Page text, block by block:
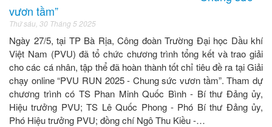
vươn tầm”
Thứ sáu, 30 Tháng 5 2025
Ngày 27/5, tại TP Bà Rịa, Công đoàn Trường Đại học Dầu khí
Việt Nam (PVU) đã tổ chức chương trình tổng kết và trao giải
cho các cá nhân, tập thể đã hoàn thành tốt chỉ tiêu đề ra tại Giải
chạy online “PVU RUN 2025 - Chung sức vươn tầm”. Tham dự
chương trình có TS Phan Minh Quốc Bình - Bí thư Đảng ủy,
Hiệu trưởng PVU; TS Lê Quốc Phong - Phó Bí thư Đảng ủy,
Phó Hiệu trưởng PVU; đồng chí Ngô Thu Kiều -…